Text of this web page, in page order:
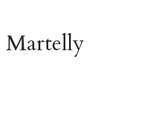
Martelly